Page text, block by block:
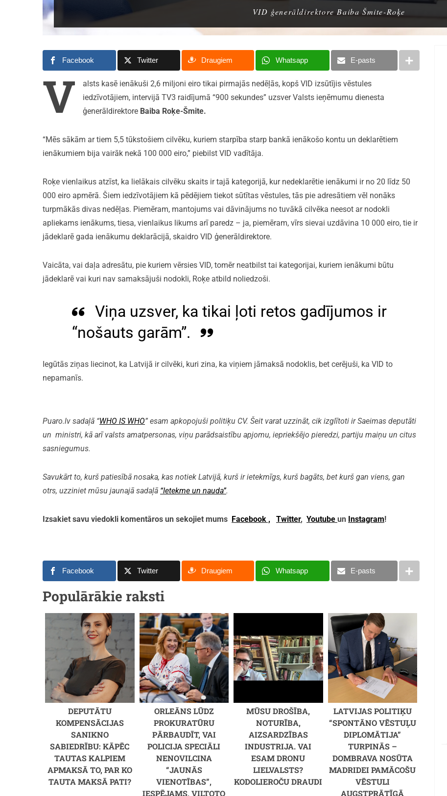
VID ģenerāldirektore Baiba Šmite-Roķe
Facebook Twitter Draugiem Whatsapp E-pasts
V
alsts kasē ienākuši 2,6 miljoni eiro tikai pirmajās nedēļās, kopš VID izsūtījis vēstules
iedzīvotājiem, intervijā TV3 raidījumā “900 sekundes” uzsver Valsts ieņēmumu dienesta
ģenerāldirektore Baiba Roķe-Šmite.
“Mēs sākām ar tiem 5,5 tūkstošiem cilvēku, kuriem starpība starp bankā ienākošo kontu un deklarētiem
ienākumiem bija vairāk nekā 100 000 eiro,” piebilst VID vadītāja.
Roķe vienlaikus atzīst, ka lielākais cilvēku skaits ir tajā kategorijā, kur nedeklarētie ienākumi ir no 20 līdz 50
000 eiro apmērā. Šiem iedzīvotājiem kā pēdējiem tiekot sūtītas vēstules, tās pie adresātiem vēl nonāks
turpmākās divas nedēļas. Piemēram, mantojums vai dāvinājums no tuvākā cilvēka neesot ar nodokli
apliekams ienākums, tiesa, vienlaikus likums arī paredz – ja, piemēram, vīrs sievai uzdāvina 10 000 eiro, tie ir
jādeklarē gada ienākumu deklarācijā, skaidro VID ģenerāldirektore.
Vaicāta, vai daļa adresātu, pie kuriem vērsies VID, tomēr neatbilst tai kategorijai, kuriem ienākumi būtu
jādeklarē vai kuri nav samaksājuši nodokli, Roķe atbild noliedzoši.
Viņa uzsver, ka tikai ļoti retos gadījumos ir
“nošauts garām”.
Iegūtās ziņas liecinot, ka Latvijā ir cilvēki, kuri zina, ka viņiem jāmaksā nodoklis, bet cerējuši, ka VID to
nepamanīs.
Puaro.lv sadaļā “WHO IS WHO” esam apkopojuši politiķu CV. Šeit varat uzzināt, cik izglītoti ir Saeimas deputāti
un ministri, kā arī valsts amatpersonas, viņu parādsaistību apjomu, iepriekšējo pieredzi, partiju maiņu un citus
sasniegumus.
Savukārt to, kurš patiesībā nosaka, kas notiek Latvijā, kurš ir ietekmīgs, kurš bagāts, bet kurš gan viens, gan
otrs, uzziniet mūsu jaunajā sadaļā “Ietekme un nauda”.
Izsakiet savu viedokli komentāros un sekojiet mums Facebook , Twitter, Youtube un Instagram!
Facebook Twitter Draugiem Whatsapp E-pasts
Populārākie raksti
DEPUTĀTU
KOMPENSĀCIJAS
SANIKNO
SABIEDRĪBU: KĀPĒC
TAUTAS KALPIEM
APMAKSĀ TO, PAR KO
TAUTA MAKSĀ PATI?
ORLEĀNS LŪDZ
PROKURATŪRU
PĀRBAUDĪT, VAI
POLICIJA SPECIĀLI
NENOVILCINA
“JAUNĀS
VIENOTĪBAS”,
IESPĒJAMS, VILTOTO
MŪSU DROŠĪBA,
NOTURĪBA,
AIZSARDZĪBAS
INDUSTRIJA. VAI
ESAM DRONU
LIELVALSTS?
KODOLIEROČU DRAUDI
LATVIJAS POLITIĶU
“SPONTĀNO VĒSTUĻU
DIPLOMĀTIJA”
TURPINĀS –
DOMBRAVA NOSŪTA
MADRIDEI PAMĀCOŠU
VĒSTULI
AUGSTPRĀTĪGĀ